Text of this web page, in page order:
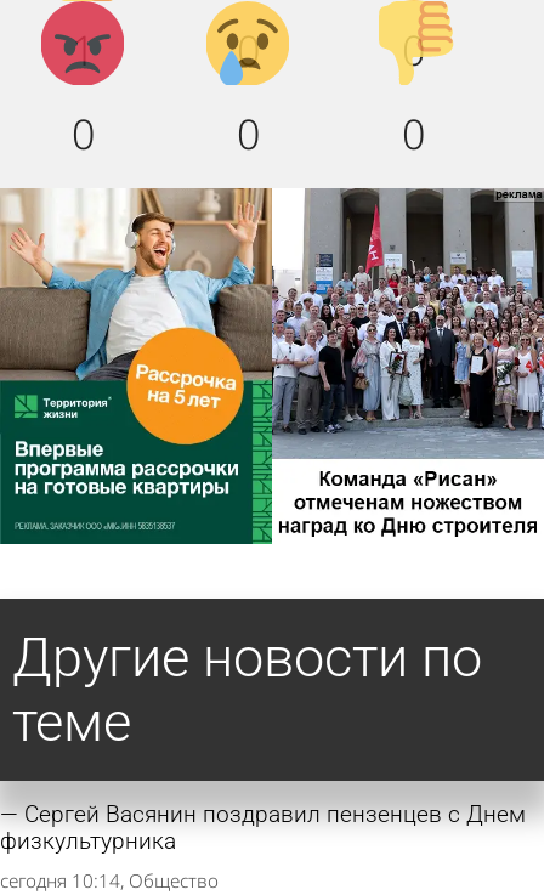
1 0 0
Агрессия!
0
Грусть :
(
0
Палец
вниз!
0
Другие новости по
теме
Сергей Васянин поздравил пензенцев с Днем
физкультурника
сегодня 10:14 Общество